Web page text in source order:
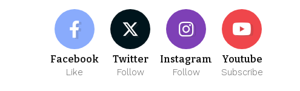
Facebook
Like
Twitter
Follow
Instagram
Follow
Youtube
Subscribe